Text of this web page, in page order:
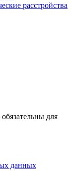
расстройства
для
данных